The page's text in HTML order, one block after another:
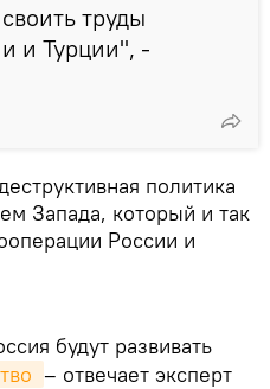
труды
и Турции", -
политика
Запада, который и так
России и
будут развивать
– отвечает эксперт